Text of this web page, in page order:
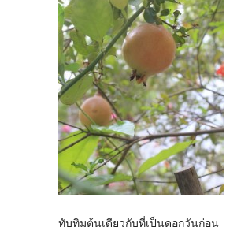
ทับทิมต้นเดียวกับที่เป็นดอกวันก่อน